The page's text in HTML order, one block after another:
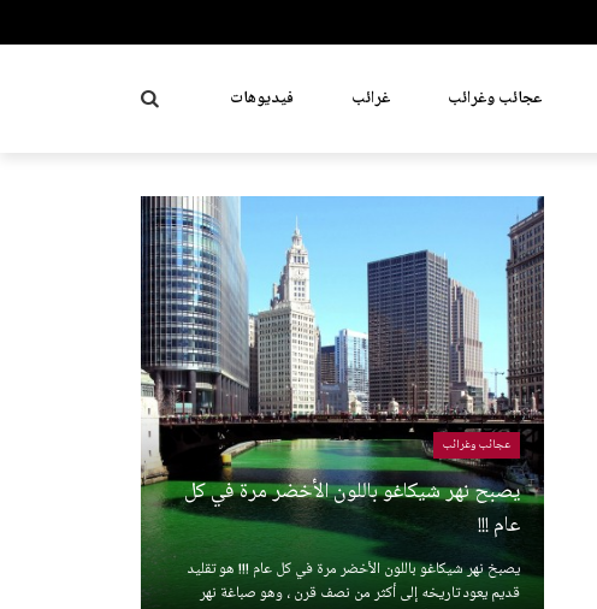
عجائب وغرائب غرائب فيديوهات
عجائب وغرائب
يصبح نهر شيكاغو باللون الأخضر مرة في كل
عام !!!
يصبخ نهر شيكاغو باللون الأخضر مرة في كل عام !!! هو تقليد
قديم يعود تاريخه إلى أكثر من نصف قرن ، وهو صباغة نهر